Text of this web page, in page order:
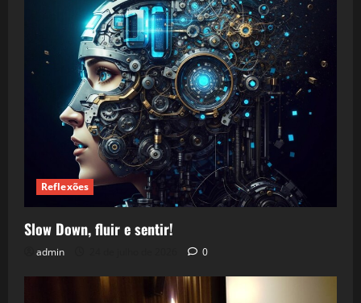
Reflexões
Slow Down, fluir e sentir!
admin 0